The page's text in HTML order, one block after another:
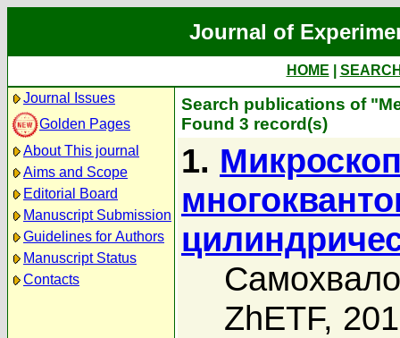
Journal of
HOME
Journal Issues
Golden Pages
About This journal
Aims and Scope
Editorial Board
Manuscript Submission
Guidelines for Authors
Manuscript Status
Contacts
Search publications of
Found 3 record(s)
1.
ZhETF,